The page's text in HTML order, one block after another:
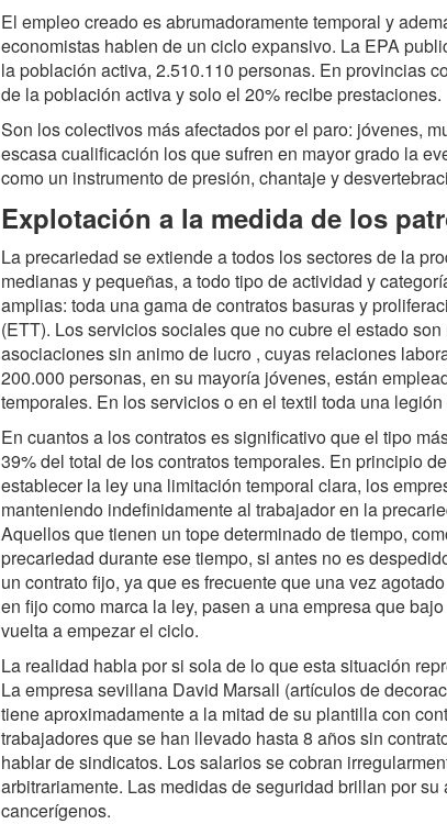
El empleo creado es abrumadoramente temporal y
economistas hablen de un ciclo expansivo. La EPA
la población activa, 2.510.110 personas. En provincias
de la población activa y solo el 20% recibe prestaciones.
Son los colectivos más afectados por el paro: jóvenes,
escasa cualificación los que sufren en mayor grado la
como un instrumento de presión, chantaje y
Explotación a la medida de los
La precariedad se extiende a todos los sectores de la
medianas y pequeñas, a todo tipo de actividad y
amplias: toda una gama de contratos basuras y
(ETT). Los servicios sociales que no cubre el estado
asociaciones sin animo de lucro , cuyas relaciones
200.000 personas, en su mayoría jóvenes, están
temporales. En los servicios o en el textil toda una
En cuantos a los contratos es significativo que el tipo
39% del total de los contratos temporales. En principio
establecer la ley una limitación temporal clara, los
manteniendo indefinidamente al trabajador en la
Aquellos que tienen un tope determinado de tiempo,
precariedad durante ese tiempo, si antes no es
un contrato fijo, ya que es frecuente que una vez
en fijo como marca la ley, pasen a una empresa que
vuelta a empezar el ciclo.
La realidad habla por si sola de lo que esta situación
La empresa sevillana David Marsall (artículos de
tiene aproximadamente a la mitad de su plantilla con
trabajadores que se han llevado hasta 8 años sin
hablar de sindicatos. Los salarios se cobran
arbitrariamente. Las medidas de seguridad brillan por
cancerígenos.